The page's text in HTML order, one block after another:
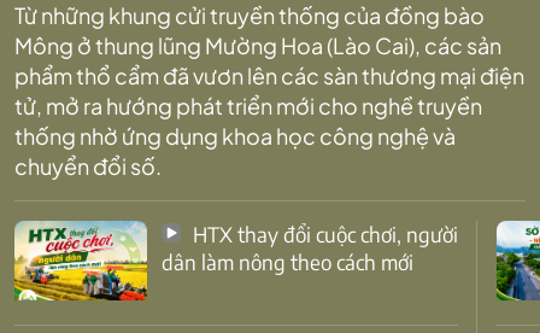
Từ những khung cửi truyền thống của đồng bào
Mông ở thung lũng Mường Hoa (Lào Cai), các sản
phẩm thổ cẩm đã vươn lên các sàn thương mại điện
tử, mở ra hướng phát triển mới cho nghề truyền
thống nhờ ứng dụng khoa học công nghệ và
chuyển đổi số.
dân làm nông theo cách mới